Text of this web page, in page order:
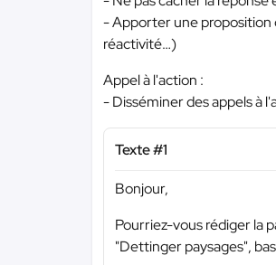
- Apporter une proposition
réactivité…)
Appel à l'action :
- Disséminer des appels à
Texte #1
Bonjour,
Pourriez-vous rédiger la
"Dettinger paysages",